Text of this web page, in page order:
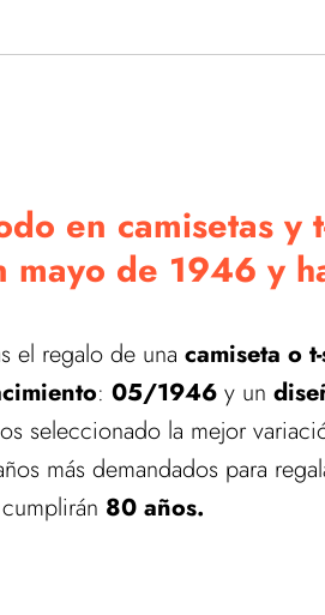
en camisetas
mayo de 1946 y
el regalo de una camiseta o
: 05/1946 y un
seleccionado la mejor
más demandados para
80 años.